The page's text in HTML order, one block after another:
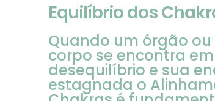
Equilíbrio dos
Quando um órgão
corpo se encontra em
desequilíbrio e sua
estagnada o